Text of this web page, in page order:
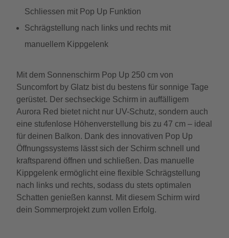
Schliessen mit Pop Up Funktion
Schrägstellung nach links und rechts mit
manuellem Kippgelenk
Mit dem Sonnenschirm Pop Up 250 cm von
Suncomfort by Glatz bist du bestens für sonnige Tage
gerüstet. Der sechseckige Schirm in auffälligem
Aurora Red bietet nicht nur UV-Schutz, sondern auch
eine stufenlose Höhenverstellung bis zu 47 cm – ideal
für deinen Balkon. Dank des innovativen Pop Up
Öffnungssystems lässt sich der Schirm schnell und
kraftsparend öffnen und schließen. Das manuelle
Kippgelenk ermöglicht eine flexible Schrägstellung
nach links und rechts, sodass du stets optimalen
Schatten genießen kannst. Mit diesem Schirm wird
dein Sommerprojekt zum vollen Erfolg.